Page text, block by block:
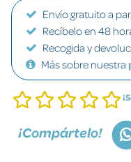
Envío gratuito a
Recíbelo en 48
Recogida y
Más sobre nuestra
¡Compártelo!